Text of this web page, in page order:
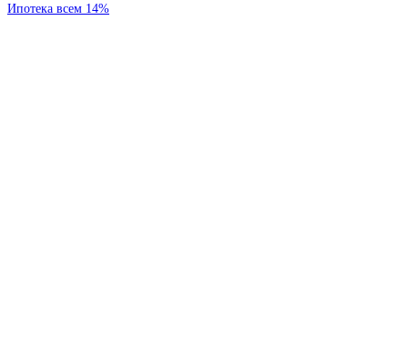
Ипотека всем 14%